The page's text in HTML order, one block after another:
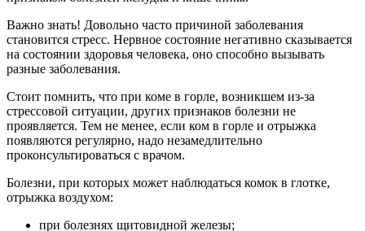
Важно знать! Довольно часто причиной заболевания
становится стресс. Нервное состояние негативно сказывается
на состоянии здоровья человека, оно способно вызывать
разные заболевания.
Стоит помнить, что при коме в горле, возникшем из-за
стрессовой ситуации, других признаков болезни не
проявляется. Тем не менее, если ком в горле и отрыжка
появляются регулярно, надо незамедлительно
проконсультироваться с врачом.
Болезни, при которых может наблюдаться комок в глотке,
отрыжка воздухом:
при болезнях щитовидной железы;